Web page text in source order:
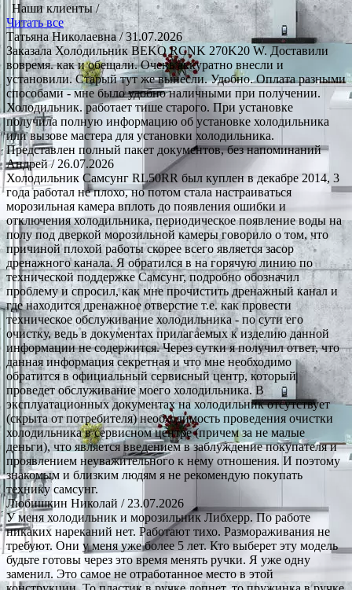
Наши клиенты /
Читать все
Татьяна Николаевна/ 31.07.2026
Заказала Холодильник BEKO RCNK 270K20 W. Доставили
вовремя. как и обещали. Очень аккуратно внесли и
установили. Старый тут же вынесли. Удобно. Оплата разными
способами - мне было удобно наличными при получении.
Холодильник. работает тише старого. При установке
получила полную информацию об установке холодильника
или вызове мастера для установки холодильника.
Представлен полный пакет документов, без напоминаний
Андрей/ 26.07.2026
Холодильник Самсунг RL50RR был куплен в декабре 2014, 3
года работал не плохо, но потом стала настраиваться
морозильная камера вплоть до появления ошибки и
отключения холодильника, периодическое появление воды на
полу под дверкой морозильной камеры говорило о том, что
причиной плохой работы скорее всего является засор
дренажного канала. Я обратился в на горячую линию по
технической поддержке Самсунг, подробно обозначил
проблему и спросил, как мне прочистить дренажный канал и
где находится дренажное отверстие т.е. как провести
техническое обслуживание холодильника - по сути его
очистку, ведь в документах прилагаемых к изделию данной
информации не содержится. Через сутки я получил ответ, что
данная информация секретная и что мне необходимо
обратится в официальный сервисный центр, который
проведет обслуживание моего холодильника. В
эксплуатационных документах на холодильник отсутствует
(скрыта от потребителя) необходимость проведения очистки
холодильника в сервисном центре (причем за не малые
деньги), что является введением в заблуждение покупателя и
проявлением неуважительного к нему отношения. И поэтому
знакомым и близким людям я не рекомендую покупать
технику самсунг.
Любишкин Николай / 23.07.2026
У меня холодильник и морозильник Либхерр. По работе
никаких нареканий нет. Работают тихо. Размораживания не
требуют. Они у меня уже более 5 лет. Кто выберет эту модель
будьте готовы через это время менять ручки. Я уже одну
заменил. Это самое не отработанное место в этой